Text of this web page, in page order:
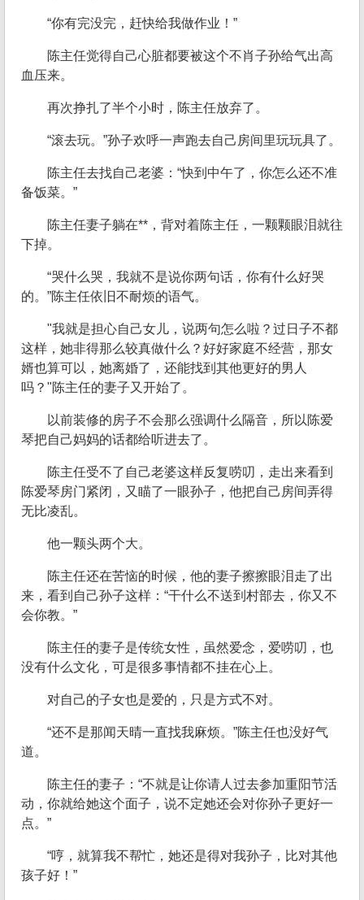
“你有完没完，赶快给我做作业！”
陈主任觉得自己心脏都要被这个不肖子孙给气出高
血压来。
再次挣扎了半个小时，陈主任放弃了。
“滚去玩。”孙子欢呼一声跑去自己房间里玩玩具了。
陈主任去找自己老婆：“快到中午了，你怎么还不准
备饭菜。”
陈主任妻子躺在**，背对着陈主任，一颗颗眼泪就往
下掉。
“哭什么哭，我就不是说你两句话，你有什么好哭
的。”陈主任依旧不耐烦的语气。
"我就是担心自己女儿，说两句怎么啦？过日子不都
这样，她非得那么较真做什么？好好家庭不经营，那女
婿也算可以，她离婚了，还能找到其他更好的男人
吗？"陈主任的妻子又开始了。
以前装修的房子不会那么强调什么隔音，所以陈爱
琴把自己妈妈的话都给听进去了。
陈主任受不了自己老婆这样反复唠叨，走出来看到
陈爱琴房门紧闭，又瞄了一眼孙子，他把自己房间弄得
无比凌乱。
他一颗头两个大。
陈主任还在苦恼的时候，他的妻子擦擦眼泪走了出
来，看到自己孙子这样：“干什么不送到村部去，你又不
会你教。”
陈主任的妻子是传统女性，虽然爱念，爱唠叨，也
没有什么文化，可是很多事情都不挂在心上。
对自己的子女也是爱的，只是方式不对。
“还不是那闻天晴一直找我麻烦。”陈主任也没好气
道。
陈主任的妻子：“不就是让你请人过去参加重阳节活
动，你就给她这个面子，说不定她还会对你孙子更好一
点。”
“哼，就算我不帮忙，她还是得对我孙子，比对其他
孩子好！”